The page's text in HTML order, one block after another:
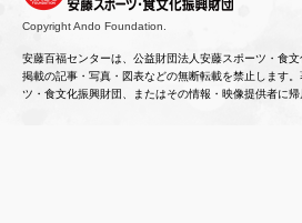
お問い合わせ
安藤百福センターは、公益財団法人安藤スポーツ・食文
掲載の記事・写真・図表などの無断転載を禁止します
ツ・食文化振興財団、またはその情報・映像提供者に帰